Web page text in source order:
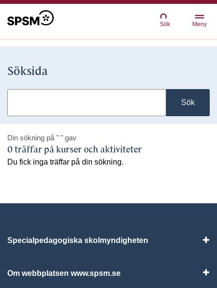
Sök Meny
Söksida
Sök
Din sökning på " " gav
0 träffar på kurser och aktiviteter
Du fick inga träffar på din sökning.
Specialpedagogiska skolmyndigheten
Om webbplatsen www.spsm.se